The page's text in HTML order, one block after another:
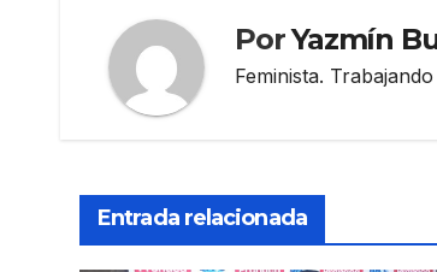
PorYazmín
Feminista.
Entrada relacionada